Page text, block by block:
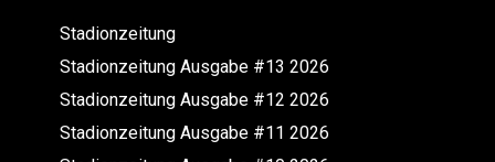
Stadionzeitung
Stadionzeitung Ausgabe #13 2026
Stadionzeitung Ausgabe #12 2026
Stadionzeitung Ausgabe #11 2026